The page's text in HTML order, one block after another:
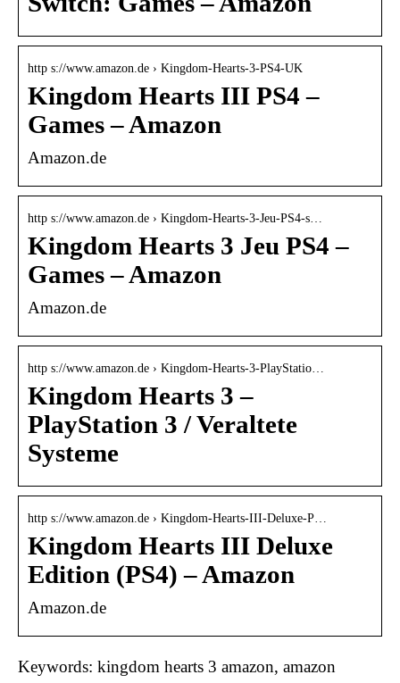
http s://www.amazon.de › Kingdom-Hearts-3-PS4-UK
Kingdom Hearts III PS4 –
Games – Amazon
Amazon.de
http s://www.amazon.de › Kingdom-Hearts-3-Jeu-PS4-s…
Kingdom Hearts 3 Jeu PS4 –
Games – Amazon
Amazon.de
http s://www.amazon.de › Kingdom-Hearts-3-PlayStatio…
Kingdom Hearts 3 –
PlayStation 3 / Veraltete
Systeme
http s://www.amazon.de › Kingdom-Hearts-III-Deluxe-P…
Kingdom Hearts III Deluxe
Edition (PS4) – Amazon
Amazon.de
Keywords: kingdom hearts 3 amazon, amazon